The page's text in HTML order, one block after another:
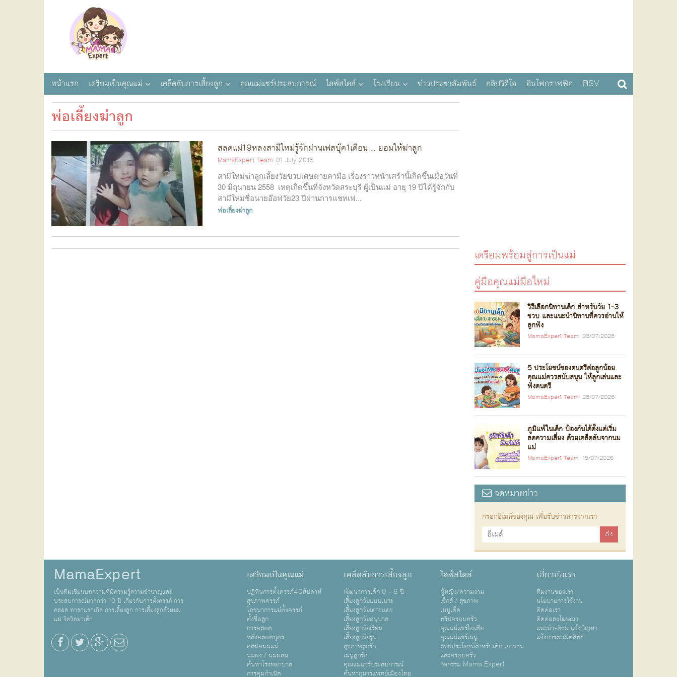
หน้าแรก เตรียมเป็นคุณแม่ เคล็ดลับการเลี้ยงลูก คุณแม่แชร์ประสบการณ์ ไลฟ์สไตล์ โรงเรียน ข่าวประชาสัมพันธ์ คลิปวิดีโอ อินโฟกราฟฟิค RSV
พ่อเลี้ยงฆ่าลูก
สลดแม่19หลงสามีใหม่รู้จักผ่านเฟสบุ๊ค1เดือน … ยอมให้ฆ่าลูก
MamaExpert Team 01 July 2015
สามีใหม่ฆ่าลูกเลี้ยงวัยขวบเศษตายคามือ เรื่องราวหน้าเศร้านี้เกิดขึ้นเมื่อวันที่
30 มิถุนายน 2558 เหตุเกิดขึ้นที่จังหวัดสระบุรี ผู้เป็นแม่ อายุ 19 ปีได้รู้จักกับ
สามีใหม่ชื่อนายอ๊อฟวัย23 ปีผ่านการเเชทเฟ...
พ่อเลี้ยงฆ่าลูก
เตรียมพร้อมสู่การเป็นแม่
คู่มือคุณแม่มือใหม่
วิธีเลือกนิทานเด็ก สำหรับวัย 1-3
ขวบ และแนะนำนิทานที่ควรอ่านให้
ลูกฟัง
MamaExpert Team 03/07/2026
5 ประโยชน์ของดนตรีต่อลูกน้อย
คุณแม่ควรสนับสนุน ให้ลูกเล่นและ
ฟังดนตรี
MamaExpert Team 28/07/2026
ภูมิแพ้ในเด็ก ป้องกันได้ตั้งแต่เริ่ม
ลดความเสี่ยง ด้วยเคล็ดลับจากนม
แม่
MamaExpert Team 15/07/2026
จดหมายข่าว
กรอกอีเมล์ของคุณ เพื่อรับข่าวสารจากเรา
MamaExpert
เป็นทีมเขียนบทความที่มีความรู้ความชำนาญและ
ประสบการณ์มากกว่า 10 ปี เกี่ยวกับการตั้งครรภ์ การ
คลอด ทารกแรกเกิด การเลี้ยงลูก การเลี้ยงลูกด้วยนม
แม่ จิตวิทยาเด็ก
เตรียมเป็นคุณแม่
ปฏิทินการตั้งครรภ์40สัปดาห์
สุขภาพครรภ์
โภชนาการแม่ตั้งครรภ์
ตั้งชื่อลูก
การคลอด
หลังคลอดบุตร
คลินิคนมแม่
นมผง / นมผสม
ค้นหาโรงพยาบาล
การคุมกำเนิด
เคล็ดลับการเลี้ยงลูก
พัฒนาการเด็ก 0 - 6 ปี
เลี้ยงลูกวัยแบบเบาะ
เลี้ยงลูกวัยเตาะเเตะ
เลี้ยงลูกวัยอนุบาล
เลี้ยงลูกวัยเรียน
เลี้ยงลูกวัยรุ่น
สุขภาพลูกรัก
เมนูลูกรัก
คุณแม่แชร์ประสบการณ์
ค้นหากุมารแพทย์เมืองไทย
ไลฟ์สไตล์
ผู้หญิง/ความงาม
เซ็กส์ / สุขภาพ
เมนูเด็ด
ทริปครอบครัว
คุณแม่แชร์ไอเดีย
คุณแม่แชร์เมนู
สิทธิประโยชน์สำหรับเด็ก เยาวชน
และครอบครัว
กิจกรรม Mama Expert
เกี่ยวกับเรา
ทีมงานของเรา
นโยบายการใช้งาน
ติดต่อเรา
ติดต่อลงโฆษณา
แนะนำ-ติชม แจ้งปัญหา
แจ้งการละเมิดสิทธิ